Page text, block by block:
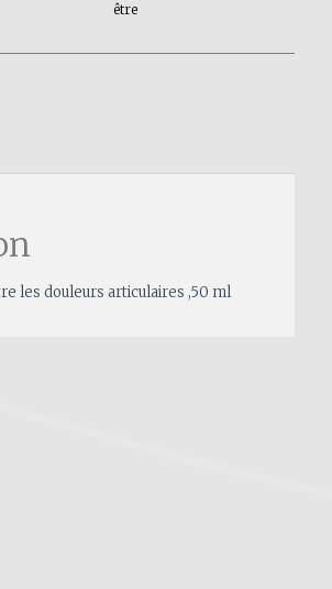
être
les douleurs articulaires ,50 ml